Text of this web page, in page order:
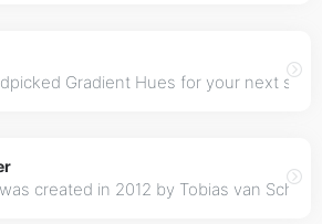
Gradient Hues for your next
created in 2012 by Tobias van